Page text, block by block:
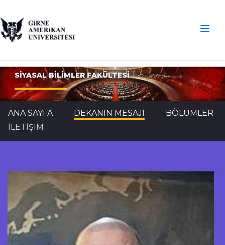
SİYASAL BİLİMLER FAKÜLTESİ
ANA SAYFA DEKANIN MESAJI
BÖLÜMLER
İLETİŞİM